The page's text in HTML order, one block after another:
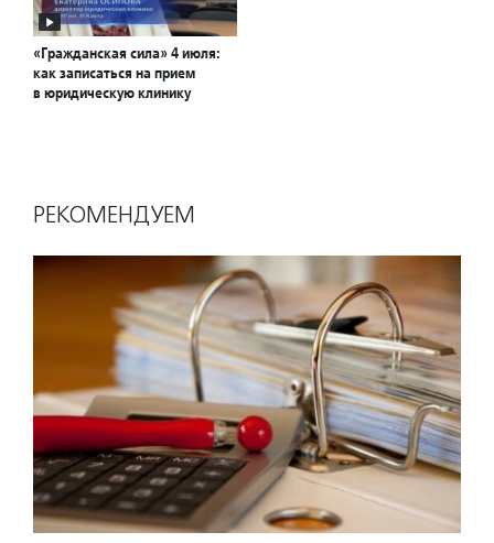
«Гражданская сила» 4 июля:
как записаться на прием
в юридическую клинику
РЕКОМЕНДУЕМ